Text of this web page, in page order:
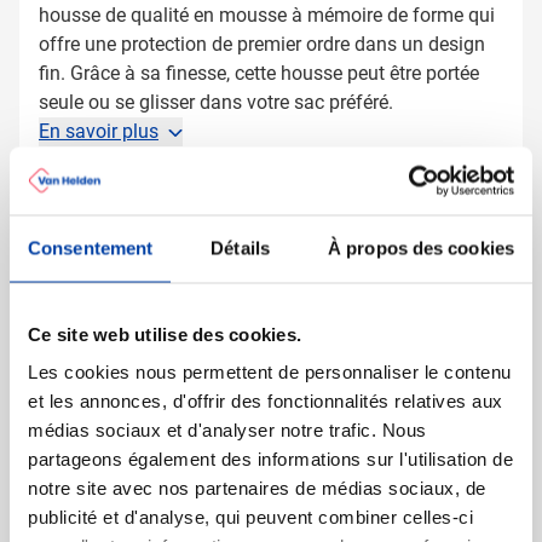
Consentement Détails À propos des cookies
Ce site web utilise des cookies.
Les cookies nous permettent de personnaliser le contenu
et les annonces, d'offrir des fonctionnalités relatives aux
médias sociaux et d'analyser notre trafic. Nous
partageons également des informations sur l'utilisation de
notre site avec nos partenaires de médias sociaux, de
publicité et d'analyse, qui peuvent combiner celles-ci
housse de qualité en mousse à mémoire de forme qui
offre une protection de premier ordre dans un design
fin. Grâce à sa finesse, cette housse peut être portée
seule ou se glisser dans votre sac préféré.
En savoir plus
Plus d'information
1202527
330 gramme(s)
Matière
Polyester
Dimensions
41.5 cm x 3 cm x 30 cm (l
x l x h)
Diamètre
0 cm